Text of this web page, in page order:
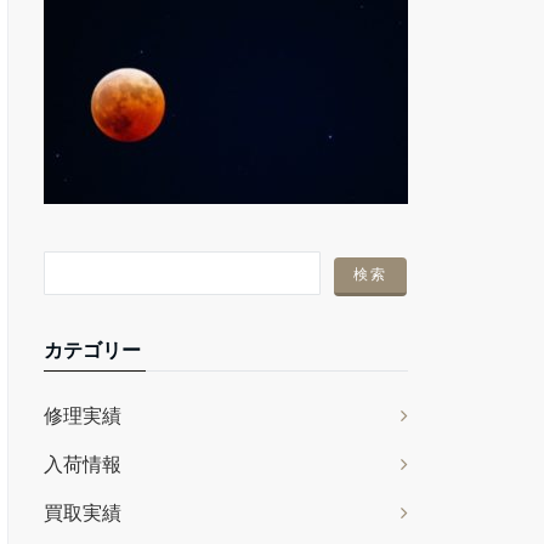
カテゴリー
修理実績
入荷情報
買取実績